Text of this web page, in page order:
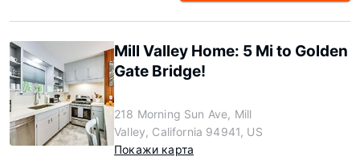
Mill Valley Home: 5 Mi to Golden
Gate Bridge!
218 Morning Sun Ave, Mill
Valley, California 94941, US
Покажи карта